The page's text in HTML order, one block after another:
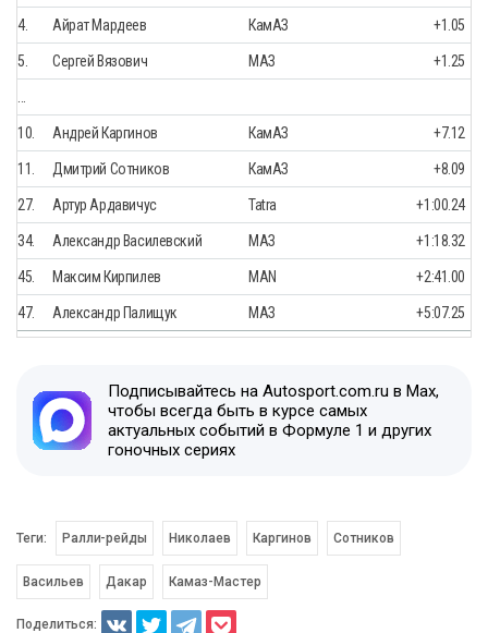
4. Айрат Мардеев КамАЗ +1.05
5. Сергей Вязович МАЗ +1.25
10. Андрей Каргинов КамАЗ +7.12
11. Дмитрий Сотников КамАЗ +8.09
27. Артур Ардавичус Tatra +1:00.24
34. Александр Василевский МАЗ +1:18.32
45. Максим Кирпилев MAN +2:41.00
47. Александр Палищук МАЗ +5:07.25
Подписывайтесь на Autosport.com.ru в Max,
чтобы всегда быть в курсе самых
актуальных событий в Формуле 1 и других
гоночных сериях
Теги: Ралли-рейды Николаев Каргинов Сотников
Васильев Дакар Камаз-Мастер
Поделиться: